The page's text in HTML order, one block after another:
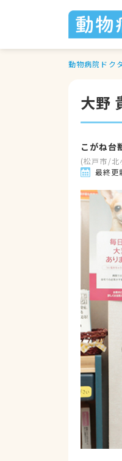
動物病院ドク
大野
こがね台
(松戸市/北
最終更